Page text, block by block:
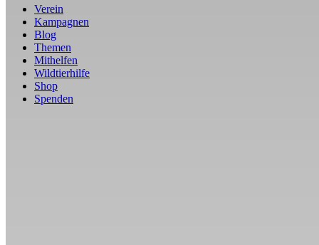
Verein
Kampagnen
Blog
Themen
Mithelfen
Wildtierhilfe
Shop
Spenden